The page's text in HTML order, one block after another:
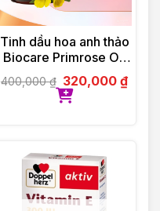
Tinh dầu hoa anh thảo
Biocare Primrose Oil
(30 viên)
400,000₫ 320,000₫